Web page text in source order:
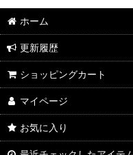
ホーム
更新履歴
ショッピングカート
マイページ
お気に入り